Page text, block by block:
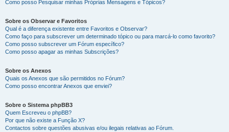
Como posso Pesquisar minhas Próprias Mensagens e Tópicos?
Sobre os Observar e Favoritos
Qual é a diferença existente entre Favoritos e Observar?
Como faço para subscrever um determinado tópico ou para marcá-lo como favorito?
Como posso subscrever um Fórum específico?
Como posso apagar as minhas Subscrições?
Sobre os Anexos
Quais os Anexos que são permitidos no Fórum?
Como posso encontrar Anexos que enviei?
Sobre o Sistema phpBB3
Quem Escreveu o phpBB?
Por que não existe a Função X?
Contactos sobre questões abusivas e/ou ilegais relativas ao Fórum.